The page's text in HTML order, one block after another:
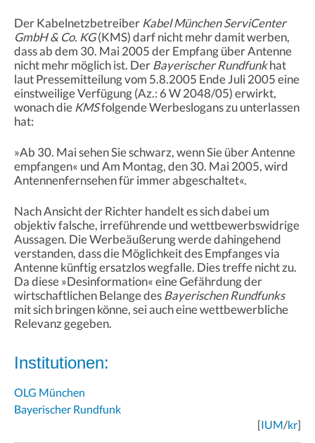
Der Kabelnetzbetreiber Kabel München ServiCenter
GmbH & Co. KG(KMS) darf nicht mehr damit werben,
dass ab dem 30. Mai 2005 der Empfang über Antenne
nicht mehr möglich ist. DerBayerischer Rundfunkhat
laut Pressemitteilung vom 5.8.2005 Ende Juli 2005 eine
einstweilige Verfügung (Az.: 6 W 2048/05) erwirkt,
wonach die KMSfolgende Werbeslogans zu unterlassen
hat:
»Ab 30. Mai sehen Sie schwarz, wenn Sie über Antenne
empfangen« und Am Montag, den 30. Mai 2005, wird
Antennenfernsehen für immer abgeschaltet«.
Nach Ansicht der Richter handelt es sich dabei um
objektiv falsche, irreführende und wettbewerbswidrige
Aussagen. Die Werbeäußerung werde dahingehend
verstanden, dass die Möglichkeit des Empfanges via
Antenne künftig ersatzlos wegfalle. Dies treffe nicht zu.
Da diese »Desinformation« eine Gefährdung der
wirtschaftlichen Belange desBayerischen Rundfunks
mit sich bringen könne, sei auch eine wettbewerbliche
Relevanz gegeben.
Institutionen:
OLG München
Bayerischer Rundfunk
[IUM/kr]